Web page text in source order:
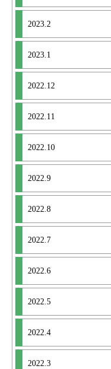
2023.2
2023.1
2022.12
2022.11
2022.10
2022.9
2022.8
2022.7
2022.6
2022.5
2022.4
2022.3